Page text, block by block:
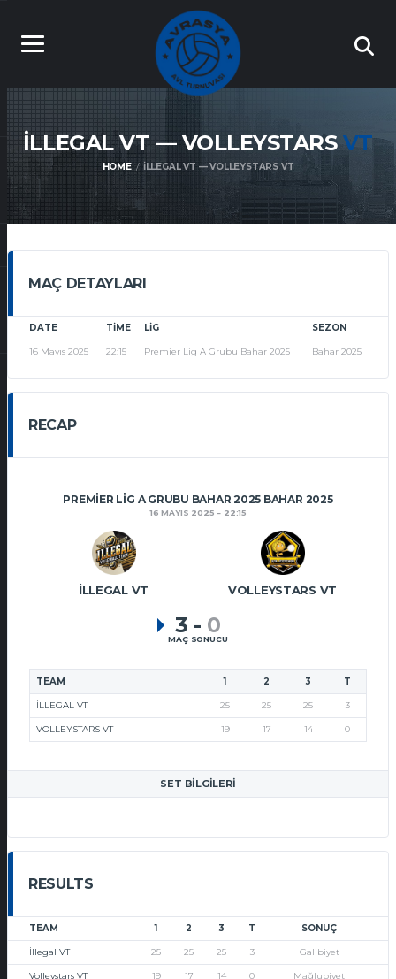
İLLEGAL VT — VOLLEYSTARSVT
HOME İLLEGAL VT — VOLLEYSTARS VT
MAÇ DETAYLARI
DATE TIME LIG SEZON
16 Mayıs 2025 22:15 Premier Lig A Grubu Bahar 2025 Bahar 2025
RECAP
PREMIER LIG A GRUBU BAHAR 2025 BAHAR 2025
16 MAYIS 2025 22:15
İLLEGAL VT VOLLEYSTARS VT
3 - 0
MAÇ SONUCU
TEAM 1 2 3 T
İLLEGAL VT 25 25 25 3
VOLLEYSTARS VT 19 17 14 0
SET BILGILERI
RESULTS
TEAM 1 2 3 T SONUÇ
İllegal VT 25 25 25 3 Galibiyet
Volleystars VT 19 17 14 0 Mağlubiyet